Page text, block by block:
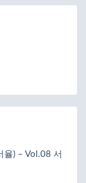
율) – Vol.08 서